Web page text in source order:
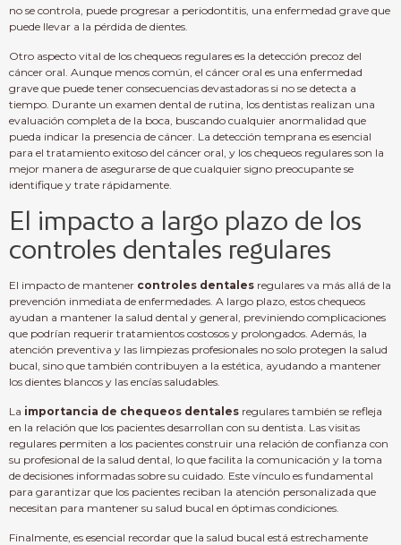
no se controla, puede progresar a periodontitis, una enfermedad grave que
puede llevar a la pérdida de dientes.
Otro aspecto vital de los chequeos regulares es la detección precoz del
cáncer oral. Aunque menos común, el cáncer oral es una enfermedad
grave que puede tener consecuencias devastadoras si no se detecta a
tiempo. Durante un examen dental de rutina, los dentistas realizan una
evaluación completa de la boca, buscando cualquier anormalidad que
pueda indicar la presencia de cáncer. La detección temprana es esencial
para el tratamiento exitoso del cáncer oral, y los chequeos regulares son la
mejor manera de asegurarse de que cualquier signo preocupante se
identifique y trate rápidamente.
El impacto a largo plazo de los
controles dentales regulares
El impacto de mantener controles dentales regulares va más allá de la
prevención inmediata de enfermedades. A largo plazo, estos chequeos
ayudan a mantener la salud dental y general, previniendo complicaciones
que podrían requerir tratamientos costosos y prolongados. Además, la
atención preventiva y las limpiezas profesionales no solo protegen la salud
bucal, sino que también contribuyen a la estética, ayudando a mantener
los dientes blancos y las encías saludables.
La importancia de chequeos dentales regulares también se refleja
en la relación que los pacientes desarrollan con su dentista. Las visitas
regulares permiten a los pacientes construir una relación de confianza con
su profesional de la salud dental, lo que facilita la comunicación y la toma
de decisiones informadas sobre su cuidado. Este vínculo es fundamental
para garantizar que los pacientes reciban la atención personalizada que
necesitan para mantener su salud bucal en óptimas condiciones.
Finalmente, es esencial recordar que la salud bucal está estrechamente